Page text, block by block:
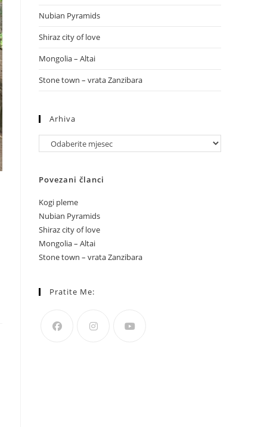
Nubian Pyramids
Shiraz city of love
Mongolia – Altai
Stone town – vrata Zanzibara
Arhiva
Arhiva
Povezani članci
Kogi pleme
Nubian Pyramids
Shiraz city of love
Mongolia – Altai
Stone town – vrata Zanzibara
Pratite Me: